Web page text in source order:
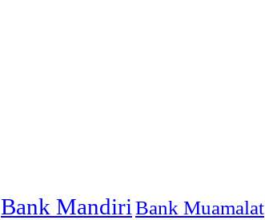
Bank Mandiri Bank Muamalat